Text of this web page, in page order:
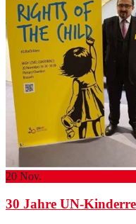
20 Nov.
30 Jahre UN-